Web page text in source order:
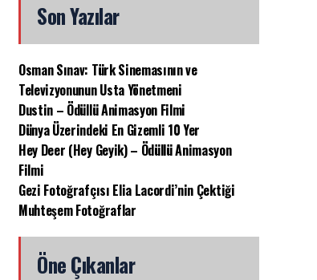
Son Yazılar
Osman Sınav: Türk Sinemasının ve
Televizyonunun Usta Yönetmeni
Dustin – Ödüllü Animasyon Filmi
Dünya Üzerindeki En Gizemli 10 Yer
Hey Deer (Hey Geyik) – Ödüllü Animasyon
Filmi
Gezi Fotoğrafçısı Elia Lacordi’nin Çektiği
Muhteşem Fotoğraflar
Öne Çıkanlar